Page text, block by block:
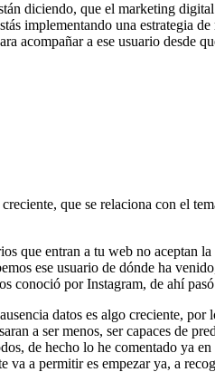
diciendo, que el marketing
implementando una estrategia
acompañar a ese usuario desde
que se relaciona con el
que entran a tu web no aceptan
ese usuario de dónde ha
conoció por Instagram, de ahí
datos es algo creciente,
a ser menos, ser capaces de
de hecho lo he comentado ya
va a permitir es empezar ya, a